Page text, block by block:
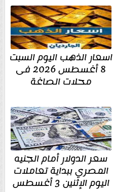
اسعار الذهب اليوم السبت
8 أغسطس 2026 فى
محلات الصاغة
سعر الدولار أمام الجنيه
المصري ببداية تعاملات
اليوم الإثنين 3 أغسطس